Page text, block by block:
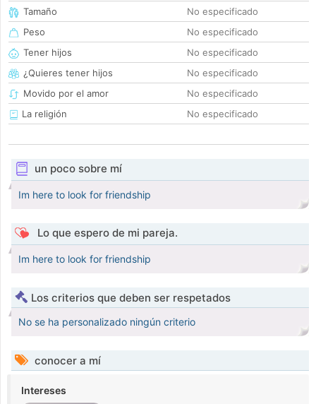
Tamaño
No especificado
Peso
No especificado
Tener hijos
No especificado
¿Quieres tener hijos
No especificado
Movido por el amor
No especificado
La religión
No especificado
un poco sobre mí
Im here to look for friendship
Lo que espero de mi pareja.
Im here to look for friendship
Los criterios que deben ser respetados
No se ha personalizado ningún criterio
conocer a mí
Intereses